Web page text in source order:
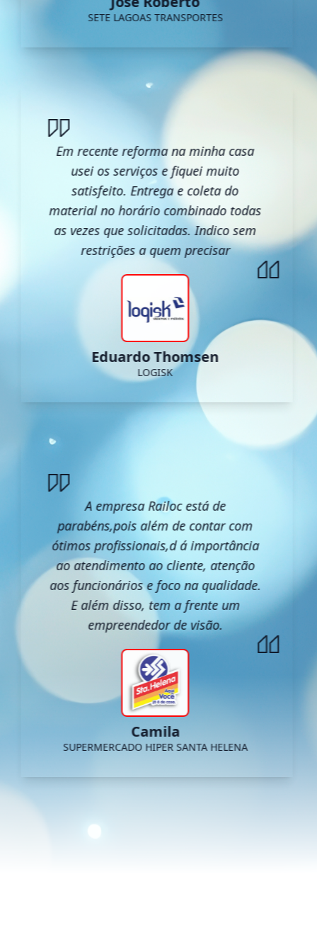
SETE LAGOAS TRANSPORTES
Em recente reforma na minha casa
usei os serviços e fiquei muito
satisfeito. Entrega e coleta do
material no horário combinado todas
as vezes que solicitadas. Indico sem
restrições a quem precisar
Eduardo Thomsen
LOGISK
A empresa Railoc está de
parabéns,pois além de contar com
ótimos profissionais,d á importância
ao atendimento ao cliente, atenção
aos funcionários e foco na qualidade.
E além disso, tem a frente um
empreendedor de visão.
Camila
SUPERMERCADO HIPER SANTA HELENA